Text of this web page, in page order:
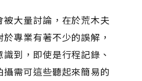
被大量討論，在於荒木夫
專業有著不少的誤解，
到，即使是行程記錄、
攝需可這些聽起來簡易的